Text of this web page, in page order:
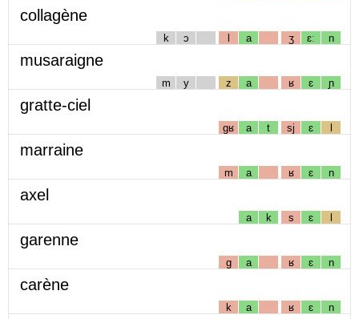
collagène
k ɔ l a ʒ ɛː n
musaraigne
m y z a ʁ ɛ ɲ
gratte-ciel
gʁ a t sj ɛ l
marraine
m a ʁ ɛ n
axel
a k s ɛ l
garenne
g a ʁ ɛ n
carène
k a ʁ ɛ n